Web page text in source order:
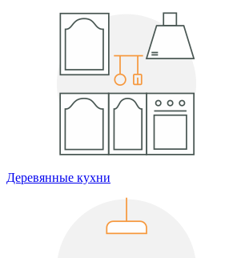
Деревянные кухни